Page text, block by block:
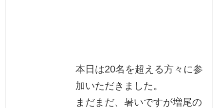
本日は20名を超える方々に参
加いただきました。
まだまだ、暑いですが増尾の